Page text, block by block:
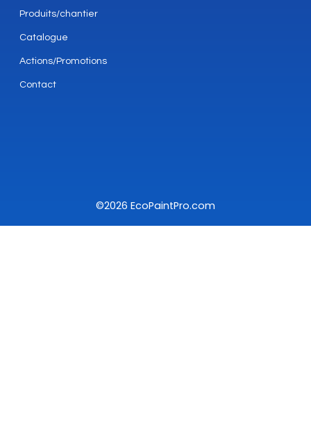
Produits/chantier
Catalogue
Actions/Promotions
Contact
©2026 EcoPaintPro.com